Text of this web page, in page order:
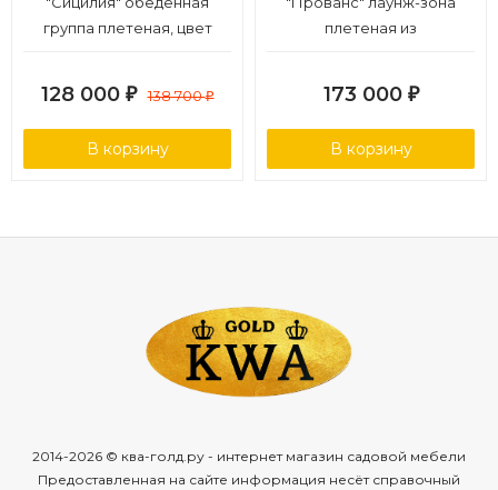
группа плетеная, цвет
128 000 ₽ 138 700₽
В корзину
плетеная из
173 000 ₽
В корзину
2014-2026 © ква-голд.ру - интернет магазин садовой мебели
Предоставленная на сайте информация несёт справочный